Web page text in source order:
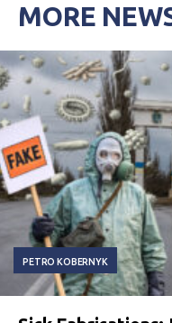
MORE
PETRO KOBERNYK